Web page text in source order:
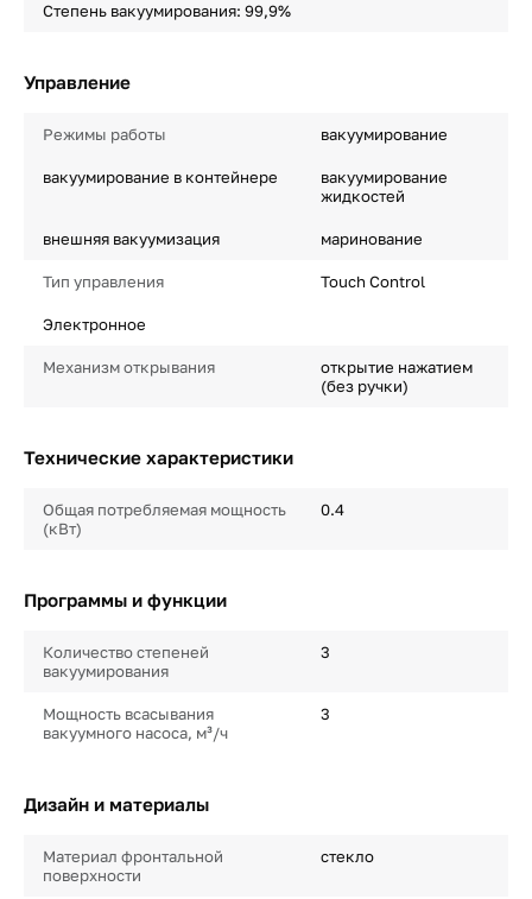
Степень вакуумирования: 99,9%
Управление
Режимы работы вакуумирование
вакуумирование в контейнере
вакуумирование
жидкостей
внешняя вакуумизация маринование
Тип управления Touch Control
Электронное
Механизм открывания
открытие нажатием
(без ручки)
Технические характеристики
Общая потребляемая мощность
(кВт)
0.4
Программы и функции
Количество степеней
вакуумирования
3
Мощность всасывания
вакуумного насоса, м³/ч
3
Дизайн и материалы
Материал фронтальной
поверхности
стекло